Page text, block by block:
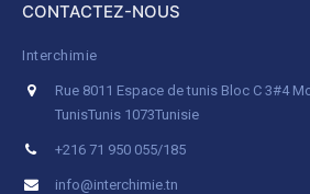
CONTACTEZ-NOUS
Interchimie
Rue 8011 Espace de tunis Bloc C 3#4
TunisTunis 1073Tunisie
+216 71 950 055/185
info@interchimie.tn